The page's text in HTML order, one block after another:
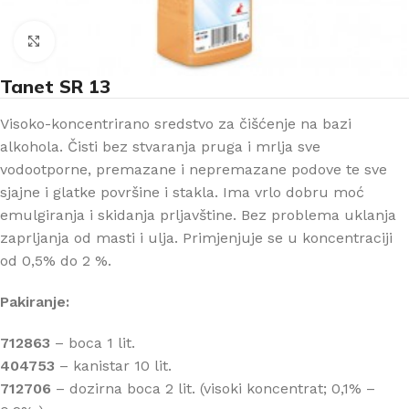
Tanet SR 13
Visoko-koncentrirano sredstvo za čišćenje na bazi
alkohola. Čisti bez stvaranja pruga i mrlja sve
vodootporne, premazane i nepremazane podove te sve
sjajne i glatke površine i stakla. Ima vrlo dobru moć
emulgiranja i skidanja prljavštine. Bez problema uklanja
zaprljanja od masti i ulja. Primjenjuje se u koncentraciji
od 0,5% do 2 %.
Pakiranje:
712863 – boca 1 lit.
404753 – kanistar 10 lit.
712706 – dozirna boca 2 lit. (visoki koncentrat; 0,1% –